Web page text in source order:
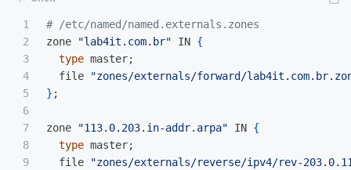
1
2
3
4
5
6
7
8
9
# /etc/named/named.externals.zones
zone
"lab4it.com.br" IN {
type master;
  file
"zones/externals/forward/
} ;
zone "113.0.203.in-addr.arpa" IN {
type master;
  file
"zones/externals/reverse/ipv4/rev-